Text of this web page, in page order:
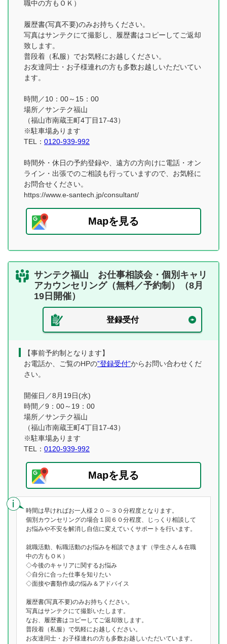
職中の方もＯＫ）
履歴書(写真不要)のみお持ちください。
写真はサンテクにて撮影し、履歴書はコピーしてご返却
致します。
普段着（私服）でお気軽にお越しください。
お友達同士・お子様連れの方も多数お越しいただいてい
ます。
時間／10：00～15：00
場所／サンテク福山
（福山市南蔵王町4丁目17-43）
※駐車場あります
TEL： 0120-939-992
時間外・休日の予約登録や、遠方の方向けに電話・オン
ライン・出張でのご相談も行っていますので、お気軽に
お問合せください。
https://www.e-santech.jp/consultant/
Mapを見る
サンテク福山 お仕事相談会・個別キャリ
アカウンセリング（無料／予約制）（8月
19日開催）
登録受付
【事前予約制となります】
お電話か、ご覧のHPの”登録受付”からお問い合わせくだ
さい。
開催日／8月19日(水)
時間／9：00～19：00
場所／サンテク福山
（福山市南蔵王町4丁目17-43）
※駐車場あります
TEL： 0120-939-992
Mapを見る
時間は早ければお一人様２０～３０分程度となります。
個別カウンセリングの場合１回６０分程度、じっくり相談して
お悩みや不安を解消し自信に変えていくサポートを行います。
就職活動、転職活動のお悩みを相談できます（学生さん＆在職
中の方もＯＫ）
◇今後のキャリアに関するお悩み
◇自分に合った仕事を知りたい
◇面接や書類作成の悩み＆アドバイス
履歴書(写真不要)のみお持ちください。
写真はサンテクにて撮影いたします。
なお、履歴書はコピーしてご返却致します。
普段着（私服）で気軽にお越しください。
お友達同士・お子様連れの方も多数お越しいただいています。